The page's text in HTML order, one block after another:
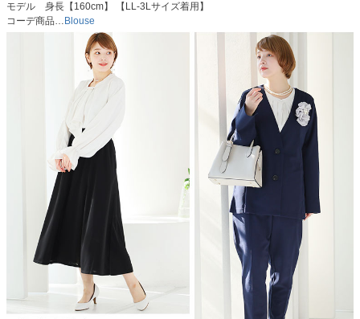
モデル 身長【160cm】 【LL-3Lサイズ着用】
コーデ商品… Blouse